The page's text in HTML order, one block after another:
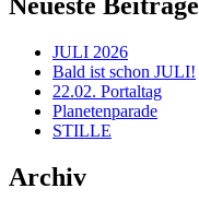
JULI 2026
Bald ist schon JULI!
22.02. Portaltag
Planetenparade
STILLE
Archiv